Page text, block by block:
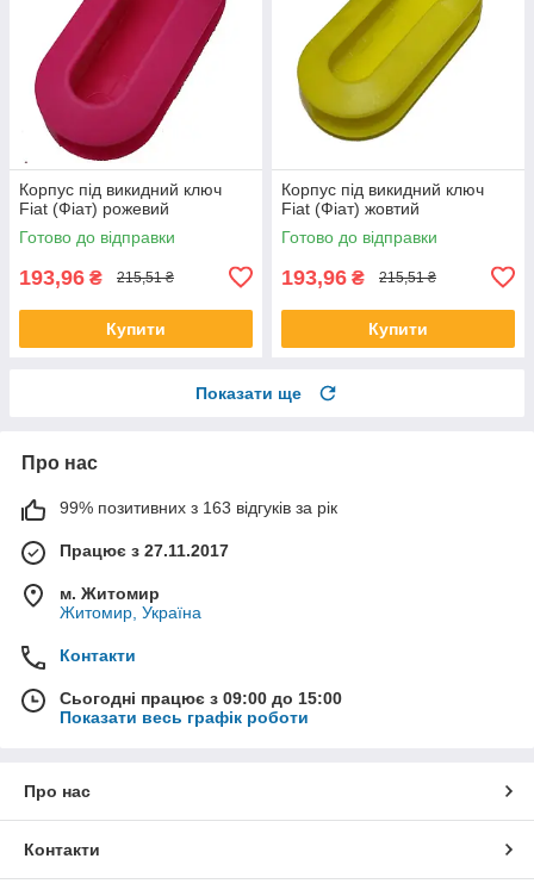
Корпус під викидний ключ
Fiat (Фіат) рожевий
Готово до відправки
193,96 ₴ 215,51 ₴
Купити
Корпус під викидний ключ
Fiat (Фіат) жовтий
Готово до відправки
193,96 ₴ 215,51 ₴
Купити
Показати ще
Про нас
99% позитивних з 163 відгуків за рік
Працює з 27.11.2017
м. Житомир
Житомир, Україна
Контакти
Сьогодні працює з 09:00 до 15:00
Показати весь графік роботи
Про нас
Контакти